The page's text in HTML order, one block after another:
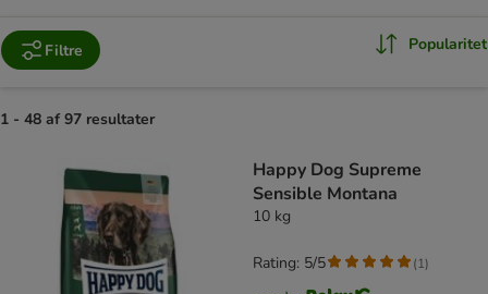
Filtre Popularitet
1 - 48 af 97 resultater
Happy Dog Supreme
Sensible Montana
10 kg
Rating: 5/5 (1)